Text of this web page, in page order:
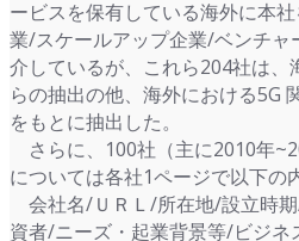
ービスを保有している海外に本
業/スケールアップ企業/ベンチャ
介しているが、これら204社は
らの抽出の他、海外における5G
をもとに抽出した。
さらに、100社（主に2010年
については各社1ページで以下の
会社名/ＵＲＬ/所在地/設立時
資者/ニーズ・起業背景等/ビジ